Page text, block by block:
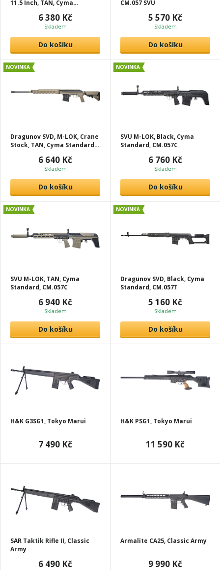
11.5 Inch, TAN, Cyma
6 380 Kč
Skladem
Do košíku
CM.057 SVU
5 570 Kč
Skladem
Do košíku
Dragunov SVD, M-LOK, Crane
Stock, TAN, Cyma Standard,
6 640 Kč
Skladem
NOVINKA
Do košíku
SVU M-LOK, Black, Cyma
Standard, CM.057C
6 760 Kč
Skladem
NOVINKA
Do košíku
SVU M-LOK, TAN, Cyma
Standard, CM.057C
6 940 Kč
Skladem
NOVINKA
Do košíku
Dragunov SVD, Black, Cyma
Standard, CM.057T
5 160 Kč
Skladem
NOVINKA
Do košíku
H&K G3SG1, Tokyo Marui
7 490 Kč
H&K PSG1, Tokyo Marui
11 590 Kč
SAR Taktik Rifle II, Classic
Army
6 490 Kč
Armalite CA25, Classic Army
9 990 Kč